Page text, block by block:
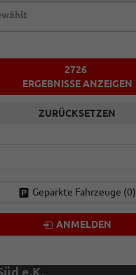
2726
ERGEBNISSE ANZEIGEN
ZURÜCKSETZEN
Geparkte Fahrzeuge (0)
ANMELDEN
e.K.